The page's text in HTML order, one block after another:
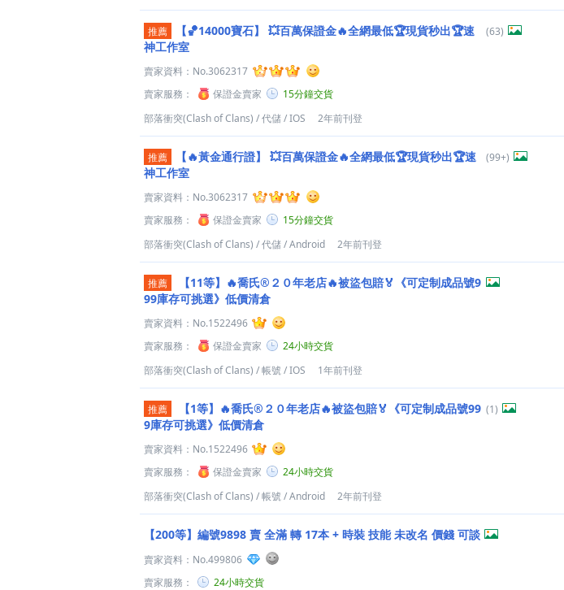
推薦 【🏀14000寶石】
💥百萬保證金🔥全網最低🏆現貨秒出🏆速
神工作室
(63)
賣家資料： No.3062317
賣家服務：
保證金賣家
15分鐘交貨
部落衝突(Clash of Clans) /代儲/IOS 2年前刊登
推薦 【🔥黃金通行證】
💥百萬保證金🔥全網最低🏆現貨秒出🏆速
神工作室
(99+)
賣家資料： No.3062317
賣家服務：
保證金賣家
15分鐘交貨
部落衝突(Clash of Clans) /代儲/Android 2年前刊登
推薦
【11等】🔥喬氏®２０年老店🔥被盜包賠🏅《可定制成品號9
99庫存可挑選》低價清倉
賣家資料： No.1522496
賣家服務：
保證金賣家
24小時交貨
部落衝突(Clash of Clans) /帳號/IOS 1年前刊登
推薦
【1等】🔥喬氏®２０年老店🔥被盜包賠🏅《可定制成品號99
9庫存可挑選》低價清倉
(1)
賣家資料： No.1522496
賣家服務：
保證金賣家
24小時交貨
部落衝突(Clash of Clans) /帳號/Android 2年前刊登
【200等】編號9898 賣 全滿 轉 17本 + 時裝 技能 未改名 價錢 可談
賣家資料： No.499806
賣家服務：
24小時交貨